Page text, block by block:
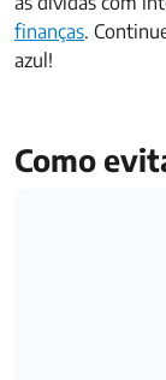
finanças.
azul!
Como